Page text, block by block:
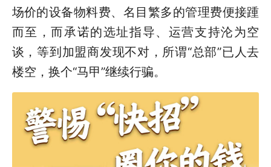
场价的设备物料费、名目繁多的管理费便接踵
而至，而承诺的选址指导、运营支持沦为空
谈，等到加盟商发现不对，所谓“总部”已人去
楼空，换个“马甲”继续行骗。